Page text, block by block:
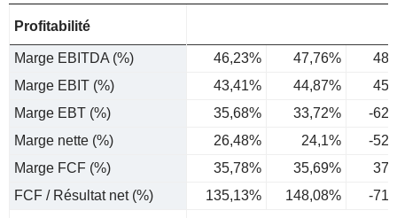
Profitabilité
Marge EBITDA (%) 46,23% 47,76%
Marge EBIT (%)
43,41% 44,87%
Marge EBT (%)
35,68% 33,72%
-
Marge nette (%)
26,48% 24,1%
-
Marge FCF (%)
35,78% 35,69%
FCF / Résultat net (%)
135,13% 148,08% -